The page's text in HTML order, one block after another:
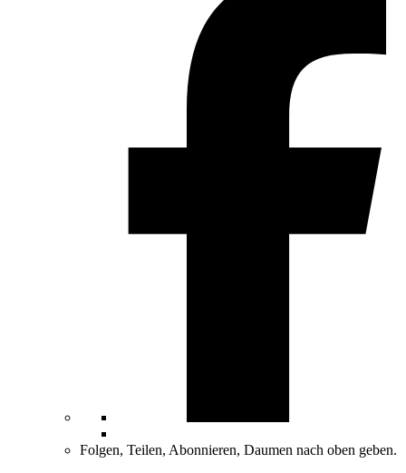
Folgen, Teilen, Abonnieren, Daumen nach oben geben.